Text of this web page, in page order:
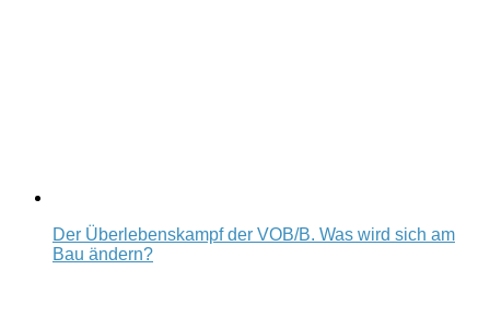
Der Überlebenskampf der VOB/B. Was wird sich am
Bau ändern?